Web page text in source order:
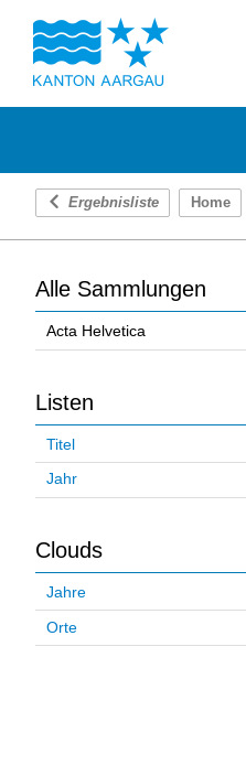
Ergebnisliste Home
Alle Sammlungen
Acta Helvetica
Listen
Titel
Jahr
Clouds
Jahre
Orte